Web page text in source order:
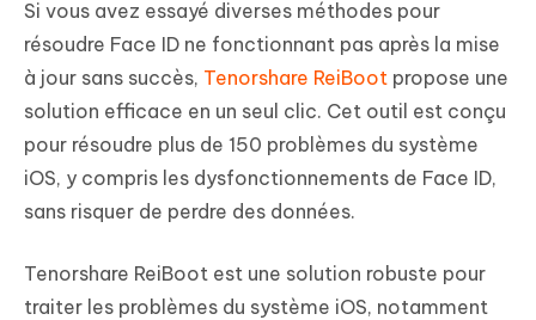
Si vous avez essayé diverses méthodes pour
résoudre Face ID ne fonctionnant pas après la mise
à jour sans succès, Tenorshare ReiBoot propose une
solution efficace en un seul clic. Cet outil est conçu
pour résoudre plus de 150 problèmes du système
iOS, y compris les dysfonctionnements de Face ID,
sans risquer de perdre des données.
Tenorshare ReiBoot est une solution robuste pour
traiter les problèmes du système iOS, notamment